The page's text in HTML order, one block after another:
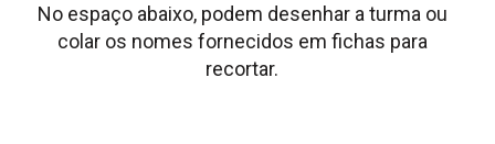
No espaço abaixo, podem desenhar a turma ou
colar os nomes fornecidos em fichas para
recortar.